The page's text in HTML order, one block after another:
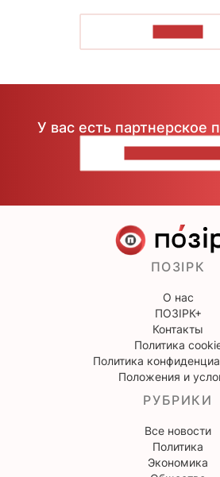
У вас есть партнерское
ПОЗІРК
О нас
ПОЗІРК+
Контакты
Политика
Политика
Положения и
РУБРИКИ
Все новости
Политика
Экономика